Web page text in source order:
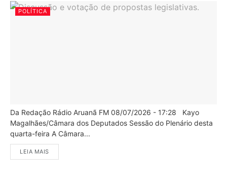
POLÍTICA
Da Redação Rádio Aruanã FM 08/07/2026 - 17:28 Kayo
Magalhães/Câmara dos Deputados Sessão do Plenário desta
quarta-feira A Câmara...
LEIA MAIS